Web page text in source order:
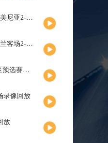
2法罗群岛
1逆转芬兰
全场集锦
录像回放
放